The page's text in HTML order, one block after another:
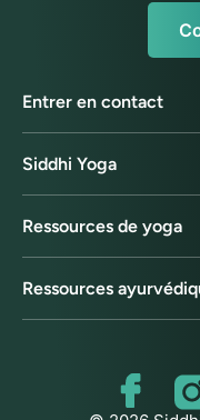
Entrer en contact
Siddhi Yoga
Ressources de yoga
Ressources